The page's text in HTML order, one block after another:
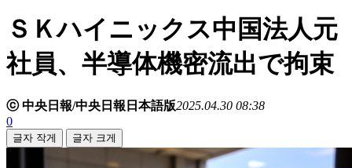
ＳＫハイニックス中国法人元
社員、半導体機密流出で拘束
ⓒ 中央日報/中央日報日本語版2025.04.30 08:38
0
글자 작게 글자 크게